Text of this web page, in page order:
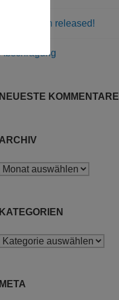
New version released!
NEUESTE KOMMENTARE
ARCHIV
Archiv
KATEGORIEN
Kategorien
META